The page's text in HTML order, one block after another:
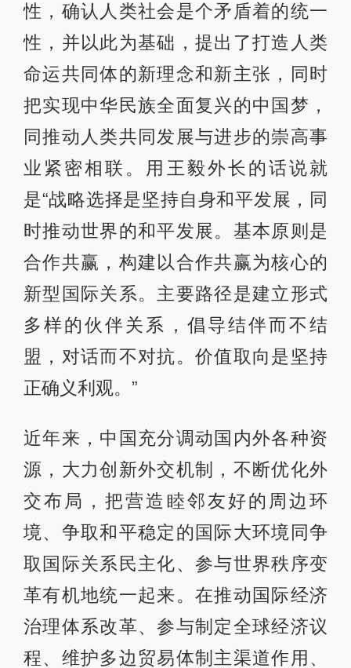
性，确认人类社会是个矛盾着的统一
性，并以此为基础，提出了打造人类
命运共同体的新理念和新主张，同时
把实现中华民族全面复兴的中国梦，
同推动人类共同发展与进步的崇高事
业紧密相联。用王毅外长的话说就
是“战略选择是坚持自身和平发展，同
时推动世界的和平发展。基本原则是
合作共赢，构建以合作共赢为核心的
新型国际关系。主要路径是建立形式
多样的伙伴关系，倡导结伴而不结
盟，对话而不对抗。价值取向是坚持
正确义利观。”
近年来，中国充分调动国内外各种资
源，大力创新外交机制，不断优化外
交布局，把营造睦邻友好的周边环
境、争取和平稳定的国际大环境同争
取国际关系民主化、参与世界秩序变
革有机地统一起来。在推动国际经济
治理体系改革、参与制定全球经济议
程、维护多边贸易体制主渠道作用、